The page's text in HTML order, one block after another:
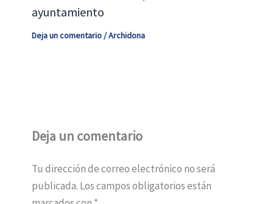
ayuntamiento
Deja un comentario/Archidona
Deja un comentario
Tu dirección de correo electrónico no será
publicada. Los campos obligatorios están